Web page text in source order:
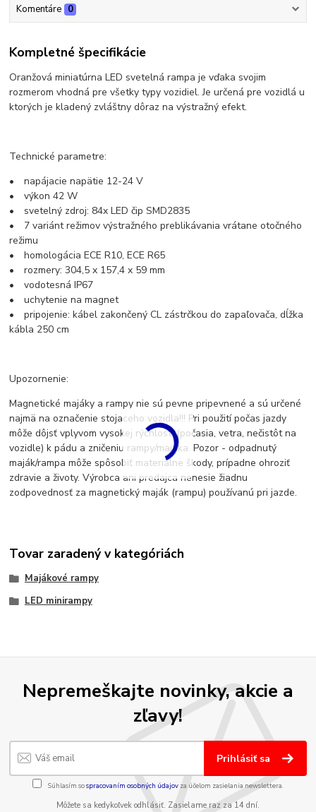
Komentáre 0
Kompletné špecifikácie
Oranžová miniatúrna LED svetelná rampa je vďaka svojim
rozmerom vhodná pre všetky typy vozidiel. Je určená pre vozidlá u
ktorých je kladený zvláštny dôraz na výstražný efekt.
Technické parametre:
• napájacie napätie 12-24 V
• výkon 42 W
• svetelný zdroj: 84x LED čip SMD2835
• 7 variánt režimov výstražného preblikávania vrátane otočného
režimu
• homologácia ECE R10, ECE R65
• rozmery: 304,5 x 157,4 x 59 mm
• vodotesná IP67
• uchytenie na magnet
• pripojenie: kábel zakončený CL zástrčkou do zapaľovača, dĺžka
kábla 250 cm
Upozornenie:
Magnetické majáky a rampy nie sú pevne pripevnené a sú určené
najmä na označenie stojaceho vozidla!!! Pri použití počas jazdy
môže dôjsť vplyvom vysokej rýchlosti (počasia, vetra, nečistôt na
vozidle) k pádu a zničeniu rampy/majáka. Pozor - odpadnutý
maják/rampa môže spôsobiť materiálne škody, prípadne ohroziť
zdravie a životy. Výrobca ani predajca nenesie žiadnu
zodpovednosť za magnetický maják (rampu) používanú pri jazde.
Tovar zaradený v kategóriách
Majákové rampy
LED minirampy
Nepremeškajte novinky, akcie a
zľavy!
Prihlásiť sa
Súhlasím sospracovaním osobných údajov za účelom zasielania newslettera.
Môžete sa kedykoľvek odhlásiť. Zasielame raz za 14 dní.